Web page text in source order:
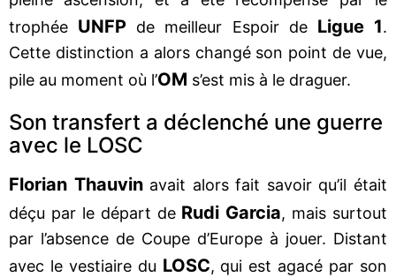
trophée UNFP de meilleur Espoir de Ligue 1.
Cette distinction a alors changé son point de vue,
pile au moment où l’OM s’est mis à le draguer.
Son transfert a déclenché une guerre
avec le LOSC
Florian Thauvinavait alors fait savoir qu’il était
déçu par le départ de Rudi Garcia, mais surtout
par l’absence de Coupe d’Europe à jouer. Distant
avec le vestiaire du LOSC, qui est agacé par son